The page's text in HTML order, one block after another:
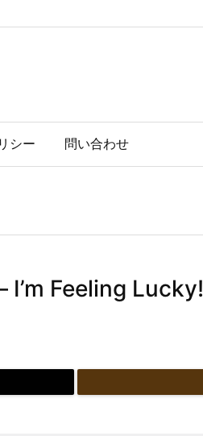
シー 問い合わせ
I’m Feeling Lucky!